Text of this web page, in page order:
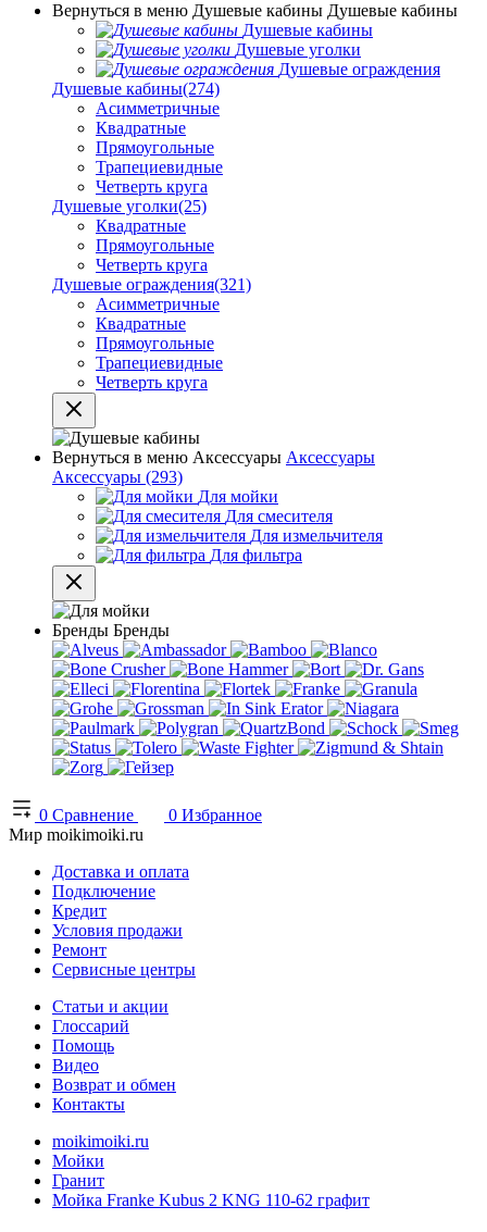
Вернуться в меню Душевые кабины Душевые кабины
Душевые кабины
Душевые уголки
Душевые ограждения
Душевые кабины(274)
Асимметричные
Квадратные
Прямоугольные
Трапециевидные
Четверть круга
Душевые уголки(25)
Квадратные
Прямоугольные
Четверть круга
Душевые ограждения(321)
Асимметричные
Квадратные
Прямоугольные
Трапециевидные
Четверть круга
Вернуться в меню Аксессуары Аксессуары
Аксессуары (293)
Для мойки
Для смесителя
Для измельчителя
Для фильтра
Бренды Бренды
0 Сравнение 0 Избранное
Мир moikimoiki.ru
Доставка и оплата
Подключение
Кредит
Условия продажи
Ремонт
Сервисные центры
Статьи и акции
Глоссарий
Помощь
Видео
Возврат и обмен
Контакты
moikimoiki.ru
Мойки
Гранит
Мойка Franke Kubus 2 KNG 110-62 графит